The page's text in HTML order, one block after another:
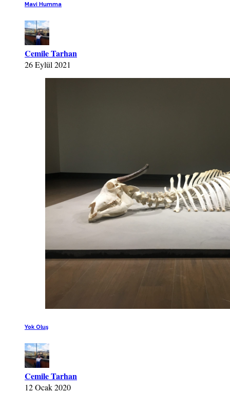
Mavi Humma
Cemile Tarhan
26 Eylül 2021
Yok Oluş
Cemile Tarhan
12 Ocak 2020